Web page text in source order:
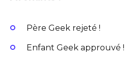
Père Geek rejeté !
Enfant Geek approuvé !